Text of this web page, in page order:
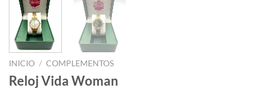
INICIO / COMPLEMENTOS
Reloj Vida Woman